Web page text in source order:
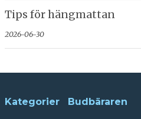
Tips för hängmattan
2026-06-30
Kategorier Budbäraren